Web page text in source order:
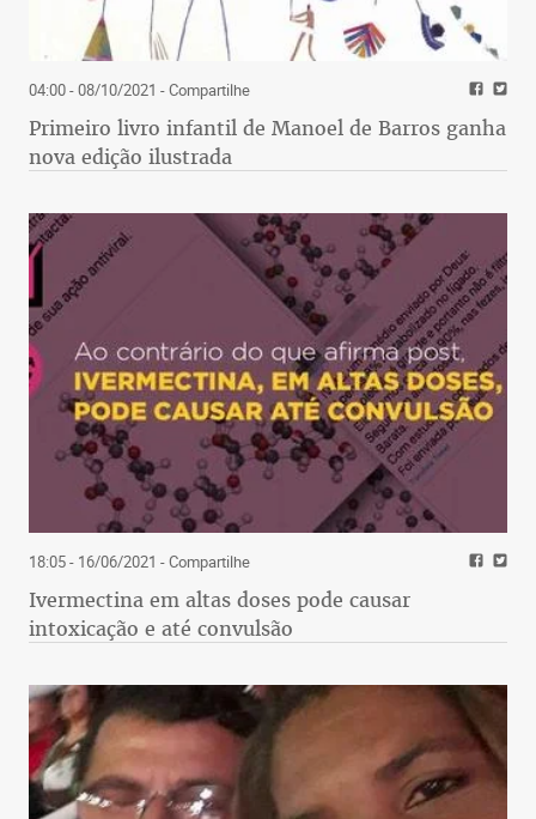
04:00 - 08/10/2021 - Compartilhe
Primeiro livro infantil de Manoel de Barros ganha
nova edição ilustrada
18:05 - 16/06/2021 - Compartilhe
Ivermectina em altas doses pode causar
intoxicação e até convulsão